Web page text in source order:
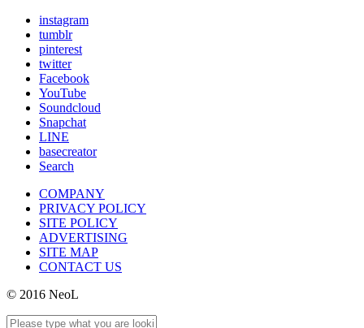
instagram
tumblr
pinterest
twitter
Facebook
YouTube
Soundcloud
Snapchat
LINE
basecreator
Search
COMPANY
PRIVACY POLICY
SITE POLICY
ADVERTISING
SITE MAP
CONTACT US
© 2016 NeoL